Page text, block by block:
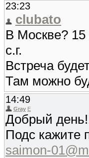
23:23
clubato
В Москве? 15
с.г.
Встреча
Там можно
14:49
Gray E
Добрый
Подс кажите
saimon-